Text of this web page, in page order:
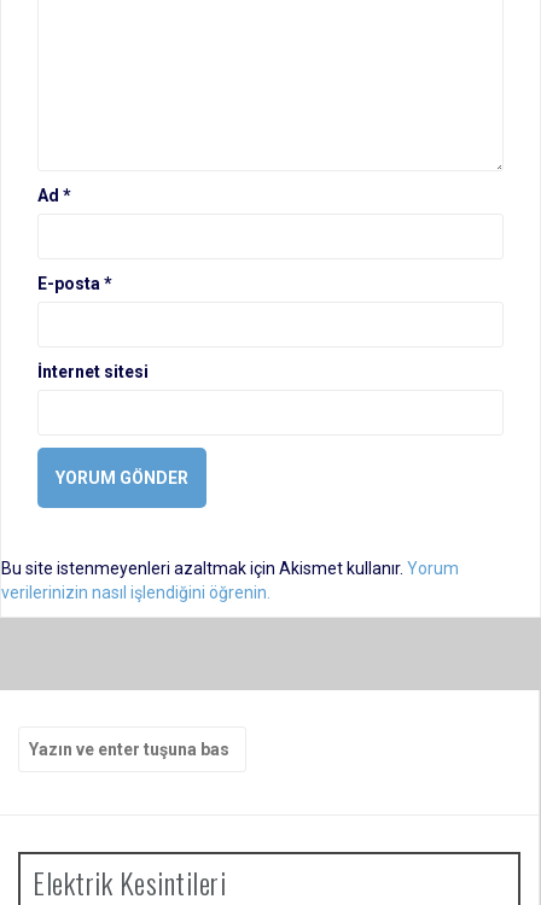
Ad *
E-posta *
İnternet sitesi
Bu site istenmeyenleri azaltmak için Akismet kullanır. Yorum
verilerinizin nasıl işlendiğini öğrenin.
yap:
Elektrik Kesintileri